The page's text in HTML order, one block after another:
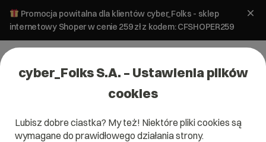
Promocja powitalna dla klientów cyber_Folks - sklep
internetowy Shoper w cenie 259 zł z kodem: CFSHOPER259
Pomoc _now»Jak dodać Google Analytics do strony w
_now?
cyber_Folks S.A. – Ustawienia plików
cookies
Lubisz dobre ciastka? My też! Niektóre pliki cookies są
wymagane do prawidłowego działania strony.